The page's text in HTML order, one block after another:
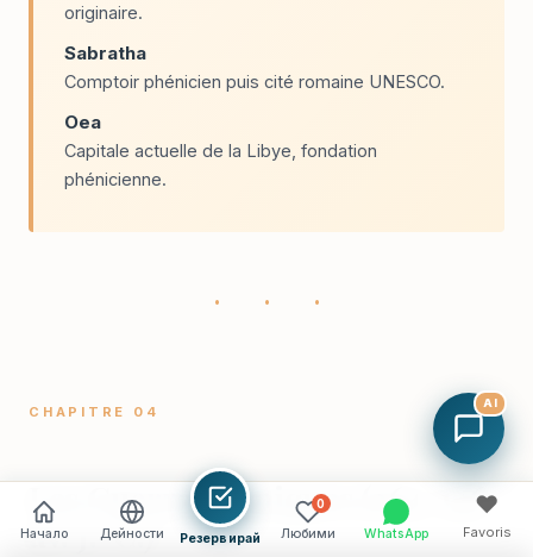
originaire.
Sabratha
Comptoir phénicien puis cité romaine UNESCO.
Oea
Capitale actuelle de la Libye, fondation
phénicienne.
· · ·
CHAPITRE 04
Les Guerres puniques (264-146
av. J.-C.)
Начало Дейности Резервирай
0
Любими WhatsApp
♥
Favoris
AI